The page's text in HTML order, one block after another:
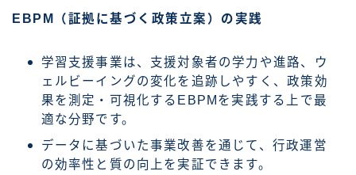
EBPM（証拠に基づく政策立案）の実践
学習支援事業は、支援対象者の学力や進路、ウ
ェルビーイングの変化を追跡しやすく、政策効
果を測定・可視化するEBPMを実践する上で最
適な分野です。
データに基づいた事業改善を通じて、行政運営
の効率性と質の向上を実証できます。